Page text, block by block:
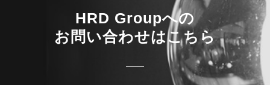
HRD Groupへの
お問い合わせはこちら